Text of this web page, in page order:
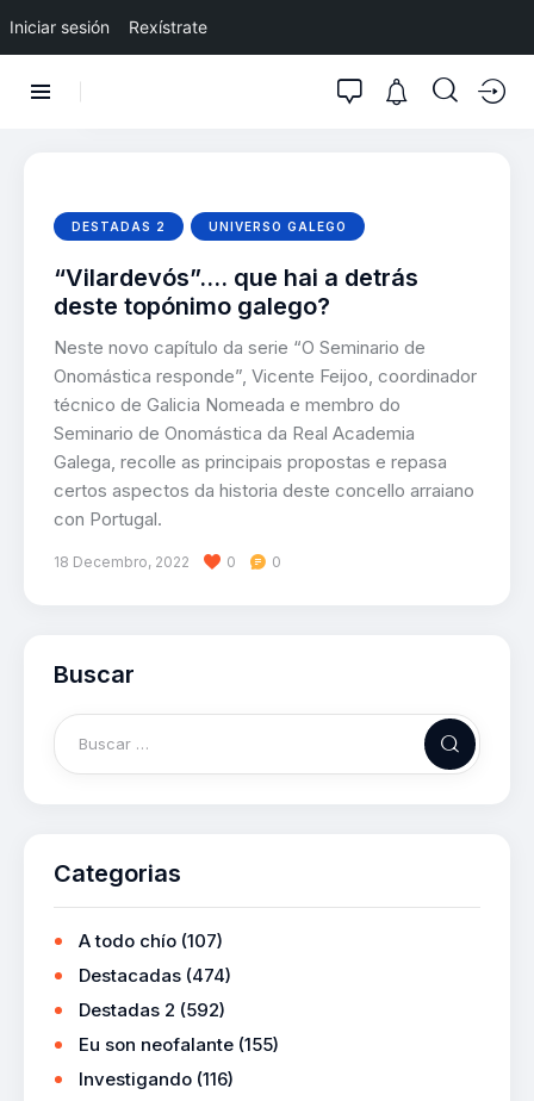
Iniciar sesión Rexístrate
DESTADAS 2 UNIVERSO GALEGO
“Vilardevós”…. que hai a detrás
deste topónimo galego?
Neste novo capítulo da serie “O Seminario de
Onomástica responde”, Vicente Feijoo, coordinador
técnico de Galicia Nomeada e membro do
Seminario de Onomástica da Real Academia
Galega, recolle as principais propostas e repasa
certos aspectos da historia deste concello arraiano
con Portugal.
18 Decembro, 2022 0 0
Buscar
Categorias
A todo chío (107)
Destacadas (474)
Destadas 2 (592)
Eu son neofalante (155)
Investigando (116)